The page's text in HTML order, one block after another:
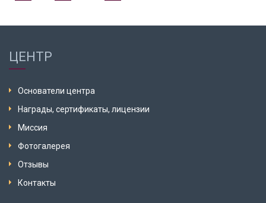
ЦЕНТР
Основатели центра
Награды, сертификаты, лицензии
Миссия
Фотогалерея
Отзывы
Контакты